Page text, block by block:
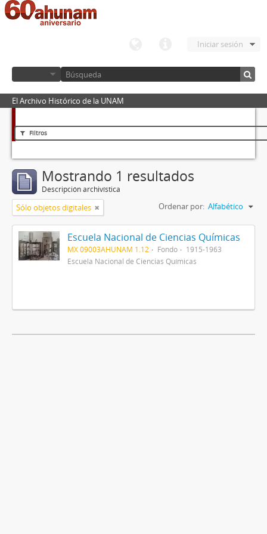
Iniciar sesión
El Archivo Histórico de la UNAM
Filtros
Mostrando 1 resultados
Descripción archivística
Sólo objetos digitales Ordenar por: Alfabético
Escuela Nacional de Ciencias Químicas
MX 09003AHUNAM 1.12 Fondo
1915-1963
Escuela Nacional de Ciencias Químicas